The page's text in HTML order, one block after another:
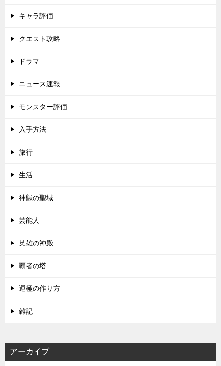
キャラ評価
クエスト攻略
ドラマ
ニュース速報
モンスター評価
入手方法
旅行
生活
神獣の聖域
芸能人
英雄の神殿
覇者の塔
運極の作り方
雑記
アーカイブ